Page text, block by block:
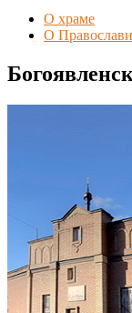
О храме
О